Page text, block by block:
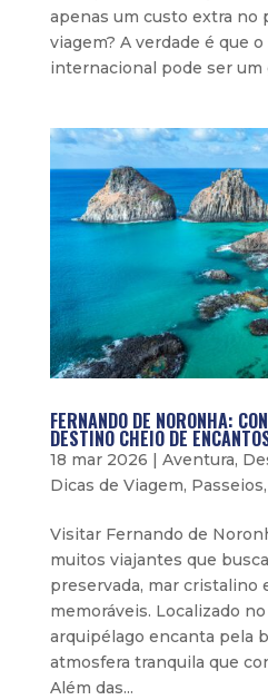
apenas um custo extra no
viagem? A verdade é que
internacional pode ser um
FERNANDO DE NORONHA:
DESTINO CHEIO DE
18 mar 2026 Aventura,
Dicas de Viagem, Passeios,
Visitar Fernando de
muitos viajantes que
preservada, mar cristalino
memoráveis. Localizado
arquipélago encanta pela
atmosfera tranquila que
Além das...